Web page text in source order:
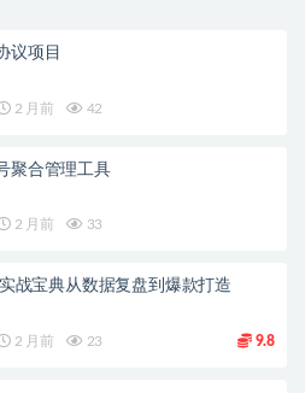
议项目
2 月前 42
聚合管理工具
2 月前 33
战宝典从数据复盘到爆款打造
2 月前 23 9.8